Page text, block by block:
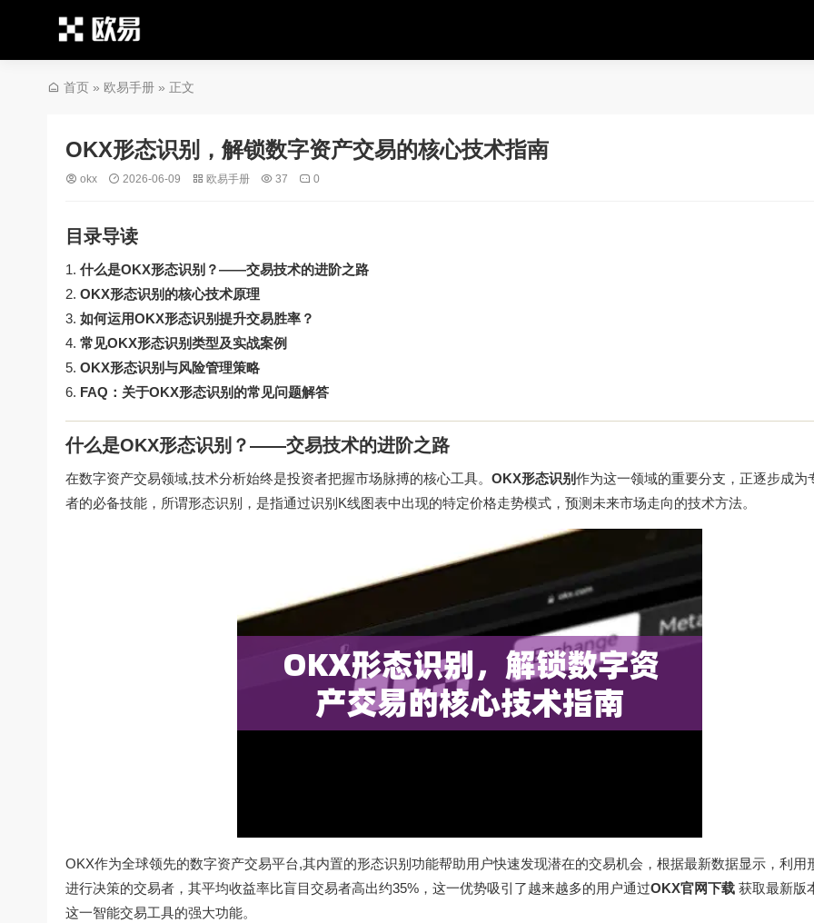
首页 » 欧易手册 » 正文
OKX形态识别，解锁数字资产交易的核心技术指南
okx 2026-06-09 欧易手册 37 0
目录导读
什么是OKX形态识别？——交易技术的进阶之路
OKX形态识别的核心技术原理
如何运用OKX形态识别提升交易胜率？
常见OKX形态识别类型及实战案例
OKX形态识别与风险管理策略
FAQ：关于OKX形态识别的常见问题解答
什么是OKX形态识别？——交易技术的进阶之路
在数字资产交易领域,技术分析始终是投资者把握市场脉搏的核心工具。 OKX形态识别作为这一领域的重要分支，正逐步成为
者的必备技能，所谓形态识别，是指通过识别K线图表中出现的特定价格走势模式，预测未来市场走向的技术方法。
OKX作为全球领先的数字资产交易平台,其内置的形态识别功能帮助用户快速发现潜在的交易机会，根据最新数据显示，利用
进行决策的交易者，其平均收益率比盲目交易者高出约35%，这一优势吸引了越来越多的用户通过OKX官网下载 获取最新版
这一智能交易工具的强大功能。